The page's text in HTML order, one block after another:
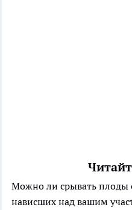
Можно ли срывать плоды
нависших над вашим